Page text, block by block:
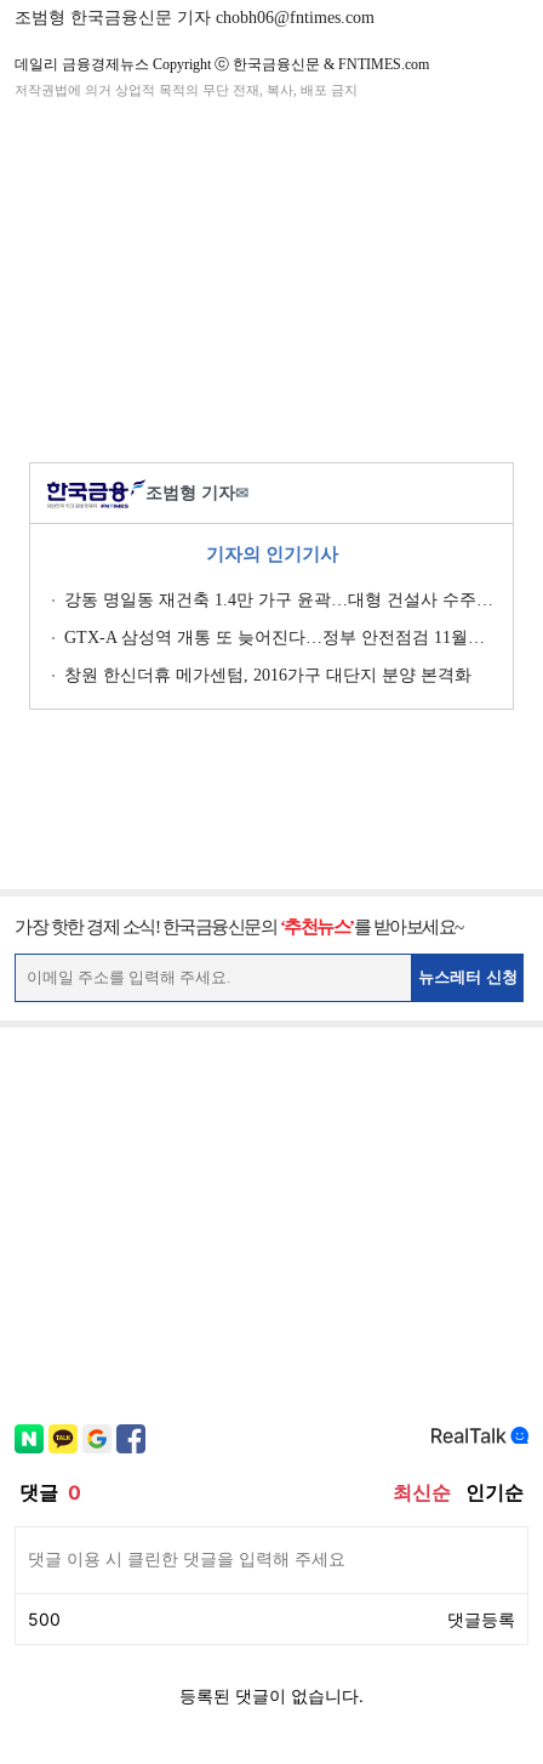
조범형 한국금융신문 기자 chobh06@fntimes.com
데일리 금융경제뉴스 Copyright ⓒ 한국금융신문 & FNTIMES.com
저작권법에 의거 상업적 목적의 무단 전재, 복사, 배포 금지
조범형 기자✉
기자의 인기기사
강동 명일동 재건축 1.4만 가구 윤곽…대형 건설사 수주전 채비
GTX-A 삼성역 개통 또 늦어진다…정부 안전점검 11월까지 확대
창원 한신더휴 메가센텀, 2016가구 대단지 분양 본격화
가장 핫한 경제 소식! 한국금융신문의 ‘추천뉴스’를 받아보세요~
뉴스레터 신청